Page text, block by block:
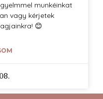
munkéinkat
vagy kérjetek
😊